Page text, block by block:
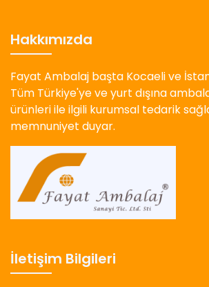
Hakkımızda
Fayat Ambalaj başta Kocaeli ve
Tüm Türkiye'ye ve yurt dışına
ürünleri ile ilgili kurumsal tedarik
memnuniyet duyar.
İletişim Bilgileri